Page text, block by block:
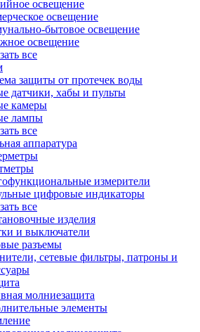
освещение
освещение
бытовое освещение
освещение
все
защиты от протечек воды
датчики, хабы и пульты
камеры
лампы
все
аппаратура
измерители
цифровые индикаторы
все
изделия
и выключатели
разъемы
сетевые фильтры, патроны и
молниезащита
элементы